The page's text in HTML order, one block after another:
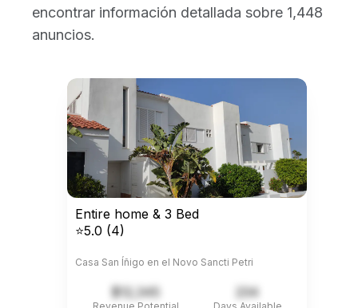
encontrar información detallada sobre 1,448
anuncios.
Entire home & 3 Bed
⭐5.0 (4)
Casa San Íñigo en el Novo Sancti Petri
$12,345 234